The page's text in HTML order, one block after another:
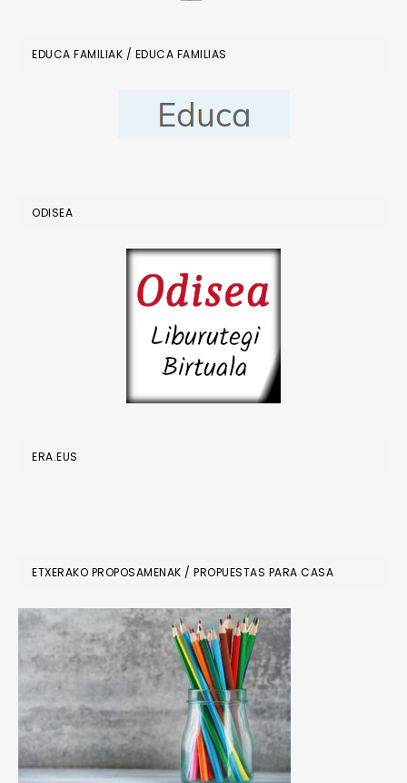
EDUCA FAMILIAK / EDUCA FAMILIAS
ODISEA
ERA.EUS
ETXERAKO PROPOSAMENAK / PROPUESTAS PARA CASA